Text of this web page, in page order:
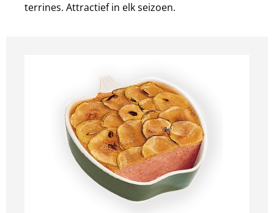
terrines. Attractief in elk seizoen.